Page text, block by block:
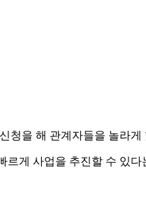
청을 해 관계자들을 놀라게
게 사업을 추진할 수 있다